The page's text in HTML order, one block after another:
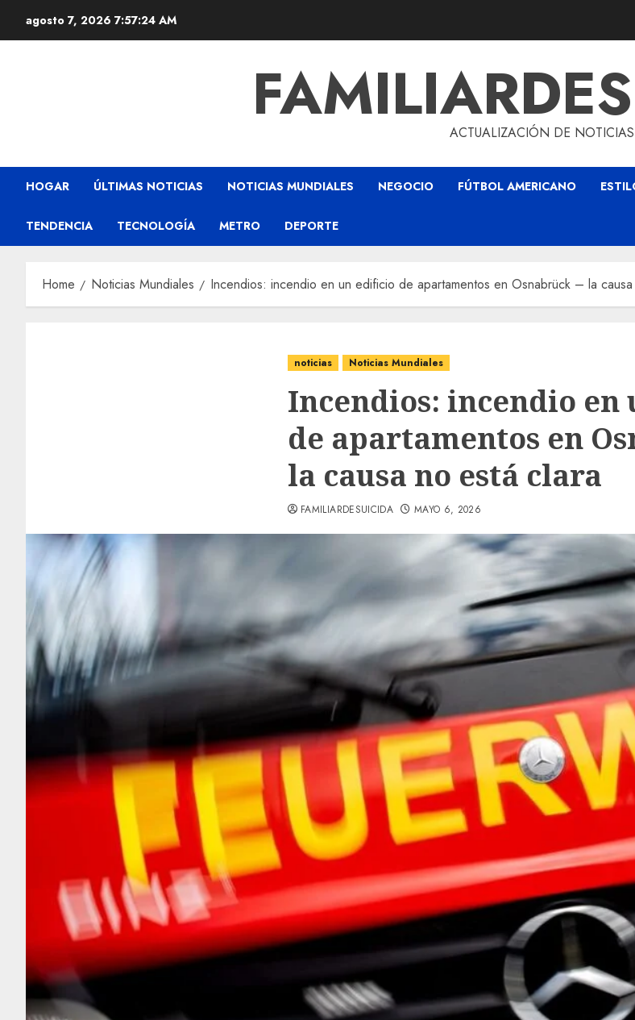
agosto 7, 2026 7:57:25 AM
ACTUALIZACIÓN DE NOTICIAS
HOGAR ÚLTIMAS NOTICIAS NOTICIAS MUNDIALES NEGOCIO FÚTBOL AMERICANO
TENDENCIA TECNOLOGÍA METRO DEPORTE
Home Noticias Mundiales Incendios: incendio en un edificio de apartamentos en Osnabrück – la
noticias Noticias Mundiales
Incendios: incendio en
de apartamentos en
la causa no está clara
FAMILIARDESUICIDA MAYO 6, 2026